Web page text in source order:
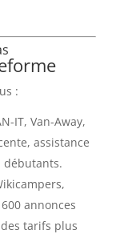
:
IT, Van-Away,
assistance
débutants.
annonces
tarifs plus